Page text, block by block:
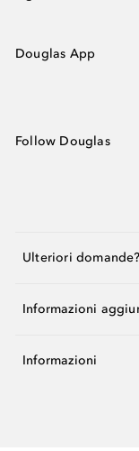
Douglas App
Follow Douglas
Ulteriori domande?
Informazioni
Informazioni